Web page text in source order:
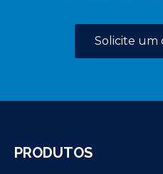
Solicite um
PRODUTOS